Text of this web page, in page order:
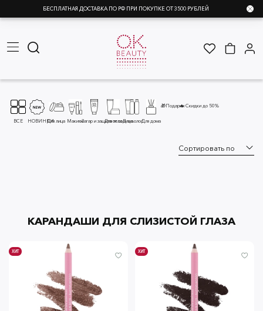
БЕСПЛАТНАЯ ДОСТАВКА ПО РФ ПРИ ПОКУПКЕ ОТ 3500 РУБЛЕЙ
ВСЕ НОВИНКИДля лица МакияжЗагар и защита от солнца
Для телаДля волосДля дома
🎁Подарки🔥 Скидки до 50%
КАРАНДАШИ ДЛЯ СЛИЗИСТОЙ ГЛАЗА
ХИТ ХИТ